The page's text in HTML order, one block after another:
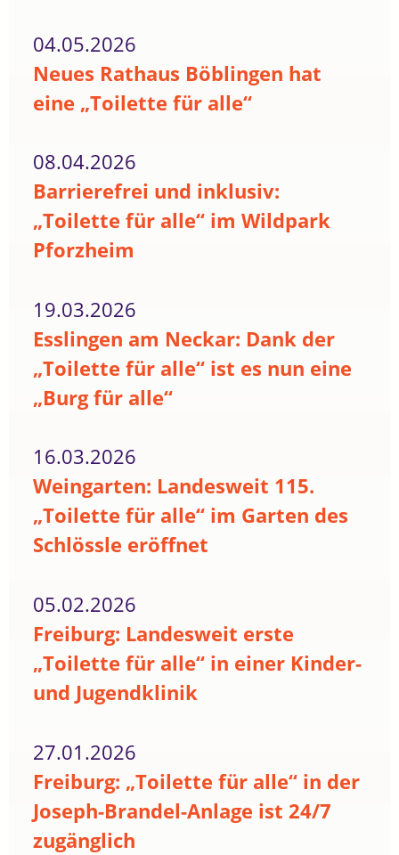
04.05.2026
Neues Rathaus Böblingen hat
eine „Toilette für alle“
08.04.2026
Barrierefrei und inklusiv:
„Toilette für alle“ im Wildpark
Pforzheim
19.03.2026
Esslingen am Neckar: Dank der
„Toilette für alle“ ist es nun eine
„Burg für alle“
16.03.2026
Weingarten: Landesweit 115.
„Toilette für alle“ im Garten des
Schlössle eröffnet
05.02.2026
Freiburg: Landesweit erste
„Toilette für alle“ in einer Kinder-
und Jugendklinik
27.01.2026
Freiburg: „Toilette für alle“ in der
Joseph-Brandel-Anlage ist 24/7
zugänglich